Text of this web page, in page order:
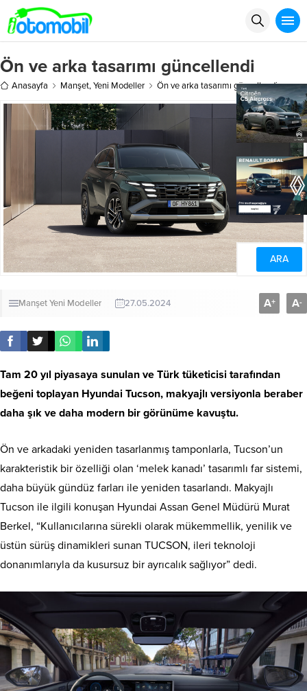
Ön ve arka tasarımı güncellendi
Anasayfa Manşet,Yeni Modeller Ön ve arka tasarımı güncellendi
ManşetYeni Modeller 27.05.2024 A+ A-
Tam 20 yıl piyasaya sunulan ve Türk tüketicisi tarafından
beğeni toplayan Hyundai Tucson, makyajlı versiyonla beraber
daha şık ve daha modern bir görünüme kavuştu.
Ön ve arkadaki yeniden tasarlanmış tamponlarla, Tucson’un
karakteristik bir özelliği olan ‘melek kanadı’ tasarımlı far sistemi,
daha büyük gündüz farları ile yeniden tasarlandı. Makyajlı
Tucson ile ilgili konuşan Hyundai Assan Genel Müdürü Murat
Berkel, “Kullanıcılarına sürekli olarak mükemmellik, yenilik ve
üstün sürüş dinamikleri sunan TUCSON, ileri teknoloji
donanımlarıyla da kusursuz bir ayrıcalık sağlıyor” dedi.